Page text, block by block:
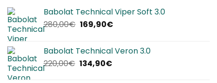
Babolat Technical Viper Soft 3.0
280,00€ Il
era:
280,00€.
169,90€Il
è:
Babolat Technical Veron 3.0
220,00€ Il
134,90€Il